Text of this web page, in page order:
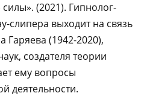
(2021). Гипнолог-
слипера выходит на связь
Гаряева (1942-2020),
создателя теории
ему вопросы
деятельности.